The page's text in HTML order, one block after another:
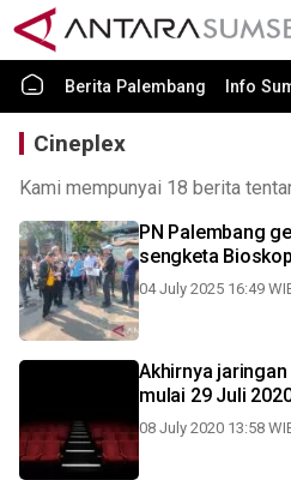
Berita Palembang Info
Cineplex
Kami mempunyai 18 berita
PN Palembang
sengketa
04 July 2025 16:49
Akhirnya
mulai 29 Juli
08 July 2020 13:58